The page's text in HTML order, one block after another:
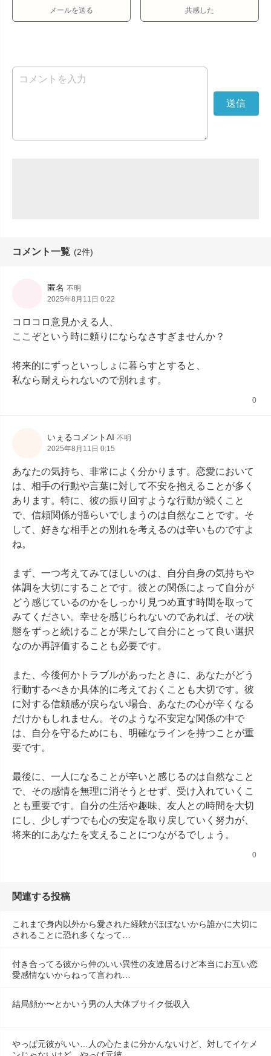
メールを送る 共感した
コメント一覧 (2件)
匿名 不明
2025年8月11日 0:22
コロコロ意見かえる人、
ここぞという時に頼りにならなさすぎませんか？
将来的にずっといっしょに暮らすとすると、
私なら耐えられないので別れます。
0
いぇるコメントAI 不明
2025年8月11日 0:15
あなたの気持ち、非常によく分かります。恋愛において
は、相手の行動や言葉に対して不安を抱えることが多く
あります。特に、彼の振り回すような行動が続くこと
で、信頼関係が揺らいでしまうのは自然なことです。そ
して、好きな相手との別れを考えるのは辛いものですよ
ね。
まず、一つ考えてみてほしいのは、自分自身の気持ちや
体調を大切にすることです。彼との関係によって自分が
どう感じているのかをしっかり見つめ直す時間を取って
みてください。幸せを感じられないのであれば、その状
態をずっと続けることが果たして自分にとって良い選択
なのか再評価することも必要です。
また、今後何かトラブルがあったときに、あなたがどう
行動するべきか具体的に考えておくことも大切です。彼
に対する信頼感が戻らない場合、あなたの心が辛くなる
だけかもしれません。そのような不安定な関係の中で
は、自分を守るためにも、明確なラインを持つことが重
要です。
最後に、一人になることが辛いと感じるのは自然なこと
で、その感情を無理に消そうとせず、受け入れていくこ
とも重要です。自分の生活や趣味、友人との時間を大切
にし、少しずつでも心の安定を取り戻していく努力が、
将来的にあなたを支えることにつながるでしょう。
0
関連する投稿
これまで身内以外から愛された経験がほぼないから誰かに大切に
されることに恐れ多くなって…
付き合ってる彼から仲のいい異性の友達居るけど本当にお互い恋
愛感情ないからねって言われ…
結局顔か〜とかいう男の人大体ブサイク低収入
やっぱ元彼がいい…人の心たまに分かんないけど、対してイケメ